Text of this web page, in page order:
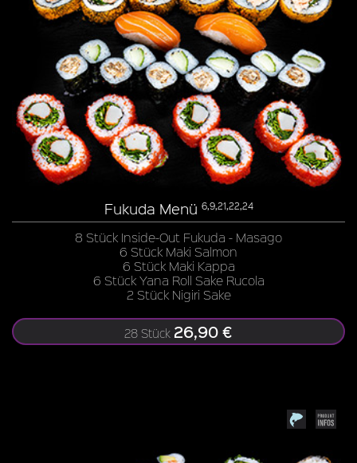
Fukuda Menü 6,9,21,22,24
8 Stück Inside-Out Fukuda - Masago
6 Stück Maki Salmon
6 Stück Maki Kappa
6 Stück Yana Roll Sake Rucola
2 Stück Nigiri Sake
28 Stück 26,90 €